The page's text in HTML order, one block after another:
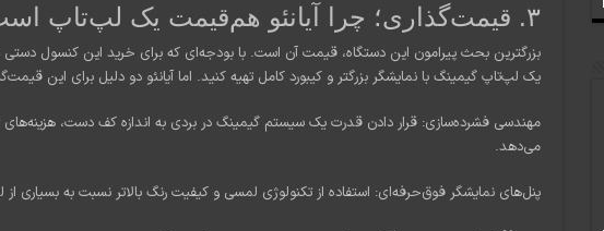
۳. قیمت‌گذاری؛ چرا آیانئو هم‌قیمت یک لپ‌تاپ است؟
بزرگترین بحث پیرامون این دستگاه، قیمت آن است. با بودجه‌ای که برای خرید این کنسول
یک لپ‌تاپ گیمینگ با نمایشگر بزرگتر و کیبورد کامل تهیه کنید. اما آیانئو دو دلیل برای این
مهندسی فشرده‌سازی: قرار دادن قدرت یک سیستم گیمینگ در بردی به اندازه کف دست، هزینه‌های
می‌دهد.
پنل‌های نمایشگر فوق‌حرفه‌ای: استفاده از تکنولوژی لمسی و کیفیت رنگ بالاتر نسبت به بسیاری